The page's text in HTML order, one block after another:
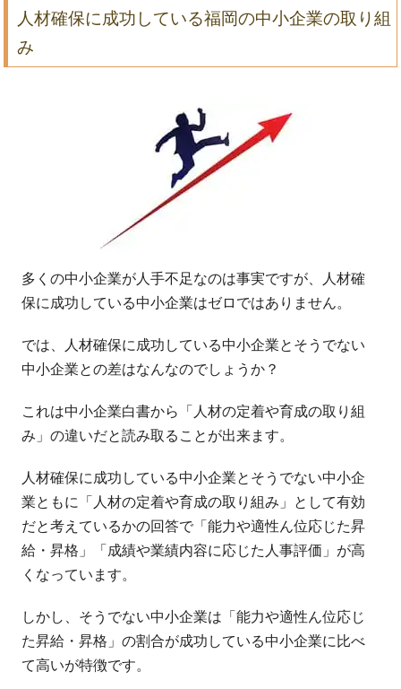
人材確保に成功している福岡の中小企業の取り組
み
多くの中小企業が人手不足なのは事実ですが、人材確
保に成功している中小企業はゼロではありません。
では、人材確保に成功している中小企業とそうでない
中小企業との差はなんなのでしょうか？
これは中小企業白書から「人材の定着や育成の取り組
み」の違いだと読み取ることが出来ます。
人材確保に成功している中小企業とそうでない中小企
業ともに「人材の定着や育成の取り組み」として有効
だと考えているかの回答で「能力や適性ん位応じた昇
給・昇格」「成績や業績内容に応じた人事評価」が高
くなっています。
しかし、そうでない中小企業は「能力や適性ん位応じ
た昇給・昇格」の割合が成功している中小企業に比べ
て高いが特徴です。